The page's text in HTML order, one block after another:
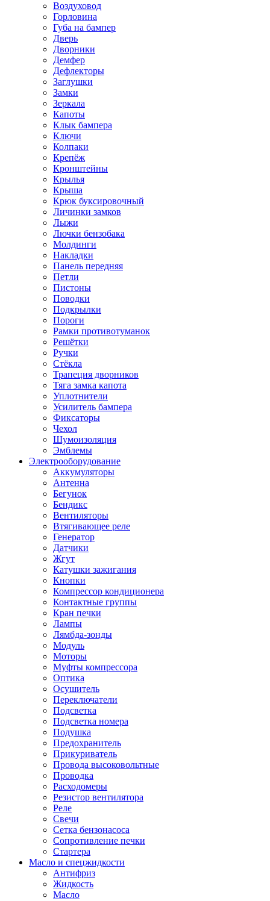
Воздуховод
Горловина
Губа на бампер
Дверь
Дворники
Демфер
Дефлекторы
Заглушки
Замки
Зеркала
Капоты
Клык бампера
Ключи
Колпаки
Крепёж
Кронштейны
Крылья
Крыша
Крюк буксировочный
Личинки замков
Лыжи
Лючки бензобака
Молдинги
Накладки
Панель передняя
Петли
Пистоны
Поводки
Подкрылки
Пороги
Рамки противотуманок
Решётки
Ручки
Стёкла
Трапеция дворников
Тяга замка капота
Уплотнители
Усилитель бампера
Фиксаторы
Чехол
Шумоизоляция
Эмблемы
Электрооборудование
Аккумуляторы
Антенна
Бегунок
Бендикс
Вентиляторы
Втягивающее реле
Генератор
Датчики
Жгут
Катушки зажигания
Кнопки
Компрессор кондиционера
Контактные группы
Кран печки
Лампы
Лямбда-зонды
Модуль
Моторы
Муфты компрессора
Оптика
Осушитель
Переключатели
Подсветка
Подсветка номера
Подушка
Предохранитель
Прикуриватель
Провода высоковольтные
Проводка
Расходомеры
Резистор вентилятора
Реле
Свечи
Сетка бензонасоса
Сопротивление печки
Стартера
Масло и спецжидкости
Антифриз
Жидкость
Масло